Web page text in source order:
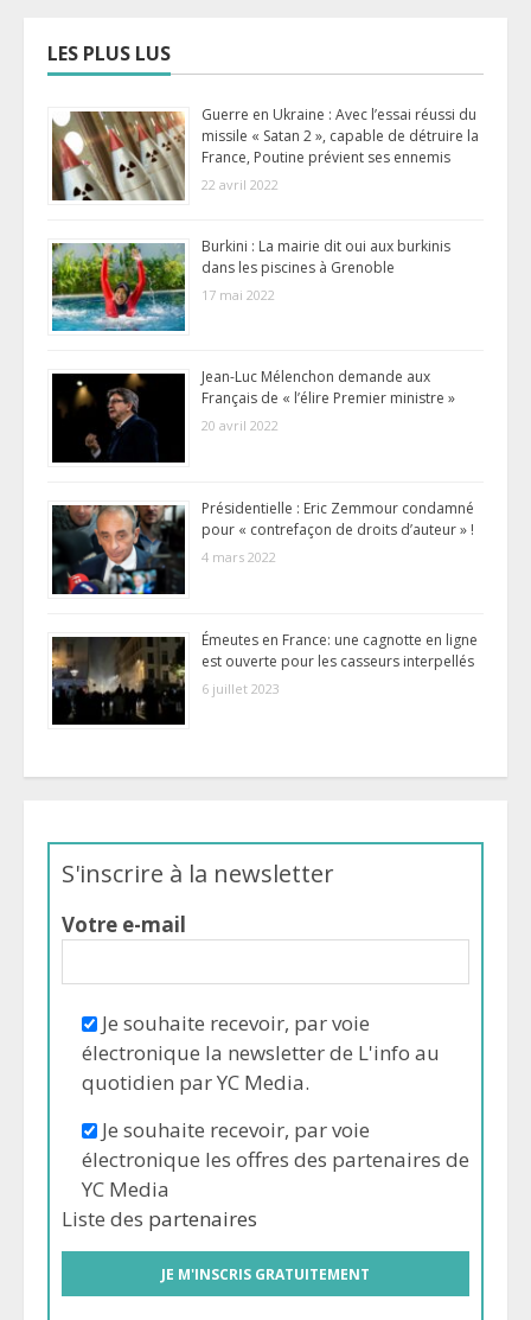
LES PLUS LUS
Guerre en Ukraine : Avec l’essai réussi du
missile « Satan 2 », capable de détruire la
France, Poutine prévient ses ennemis
22 avril 2022
Burkini : La mairie dit oui aux burkinis
dans les piscines à Grenoble
17 mai 2022
Jean-Luc Mélenchon demande aux
Français de « l’élire Premier ministre »
20 avril 2022
Présidentielle : Eric Zemmour condamné
pour « contrefaçon de droits d’auteur » !
4 mars 2022
Émeutes en France: une cagnotte en ligne
est ouverte pour les casseurs interpellés
6 juillet 2023
S'inscrire à la newsletter
Votre e-mail
Je souhaite recevoir, par voie
électronique la newsletter de L'info au
quotidien par YC Media.
Je souhaite recevoir, par voie
électronique les offres des partenaires de
YC Media
Liste des partenaires